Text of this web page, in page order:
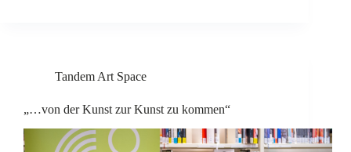
Tandem Art Space
„…von der Kunst zur Kunst zu kommen“